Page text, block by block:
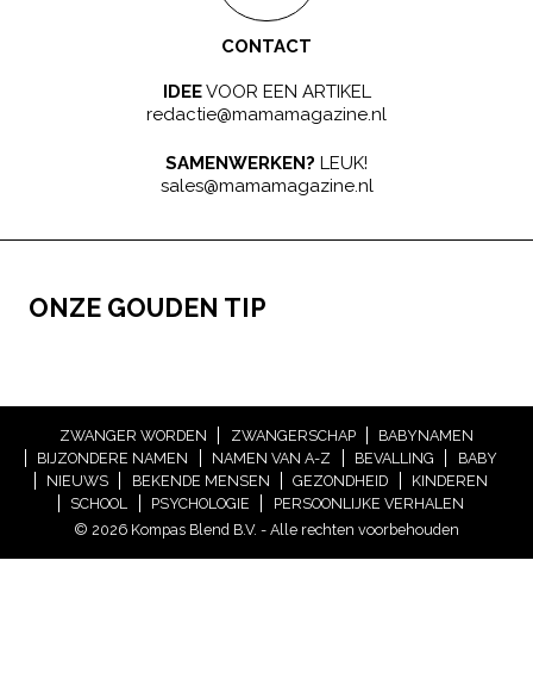
CONTACT
IDEEVOOR EEN ARTIKEL
redactie@mamamagazine.nl
SAMENWERKEN? LEUK!
sales@mamamagazine.nl
ONZE GOUDEN TIP
ZWANGER WORDEN ZWANGERSCHAP
BABYNAMEN
BIJZONDERE NAMEN
NAMEN VAN A-Z BEVALLING
BABY
NIEUWS
BEKENDE MENSEN GEZONDHEID
KINDEREN
SCHOOL
PSYCHOLOGIE
PERSOONLIJKE VERHALEN
© 2026 Kompas Blend B.V. - Alle rechten voorbehouden